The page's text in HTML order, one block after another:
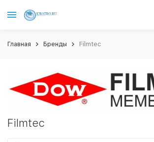
Главная Бренды Filmtec
Filmtec